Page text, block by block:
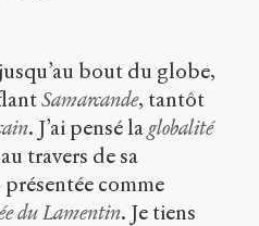
bout du globe,
Samarcande, tantôt
. J’ai pensé laglobalité
travers de sa
comme
du Lamentin. Je tiens